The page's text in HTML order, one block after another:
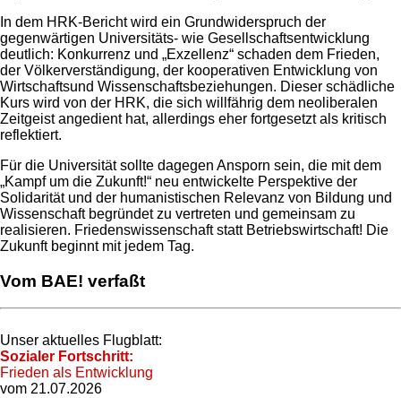
In dem HRK-Bericht wird ein Grundwiderspruch der
gegenwärtigen Universitäts- wie Gesellschaftsentwicklung
deutlich: Konkurrenz und „Exzellenz“ schaden dem Frieden,
der Völkerverständigung, der kooperativen Entwicklung von
Wirtschaftsund Wissenschaftsbeziehungen. Dieser schädliche
Kurs wird von der HRK, die sich willfährig dem neoliberalen
Zeitgeist angedient hat, allerdings eher fortgesetzt als kritisch
reflektiert.
Für die Universität sollte dagegen Ansporn sein, die mit dem
„Kampf um die Zukunft!“ neu entwickelte Perspektive der
Solidarität und der humanistischen Relevanz von Bildung und
Wissenschaft begründet zu vertreten und gemeinsam zu
realisieren. Friedenswissenschaft statt Betriebswirtschaft! Die
Zukunft beginnt mit jedem Tag.
Vom BAE! verfaßt
Unser aktuelles Flugblatt:
Sozialer Fortschritt:
Frieden als Entwicklung
vom 21.07.2026